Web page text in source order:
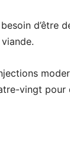
d’être
vingt pour